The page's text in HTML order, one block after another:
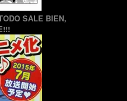
SALE BIEN,